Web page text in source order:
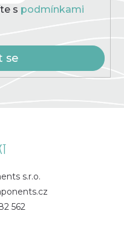
s podmínkami
se
s.r.o.
562